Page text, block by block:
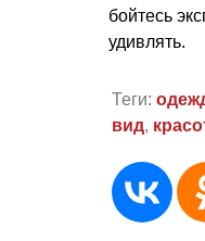
бойтесь
удивлять.
Теги:
вид,